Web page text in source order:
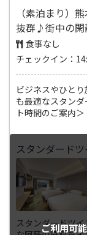
（素泊まり）
抜群♪街中の閑
食事なし
チェックイン：
ビジネスやひと
も最適なスタン
ト時間のご案内
ご利用可
スタンダードツ
スタンダードツ